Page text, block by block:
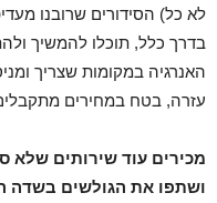
לא כל) הסידורים שרובנו
בדרך כלל, תוכלו להמשיך
האנרגיה במקומות שצריך
עזרה, בטח במחירים
מכירים עוד שירותים שלא
ושתפו את הגולשים בשדה